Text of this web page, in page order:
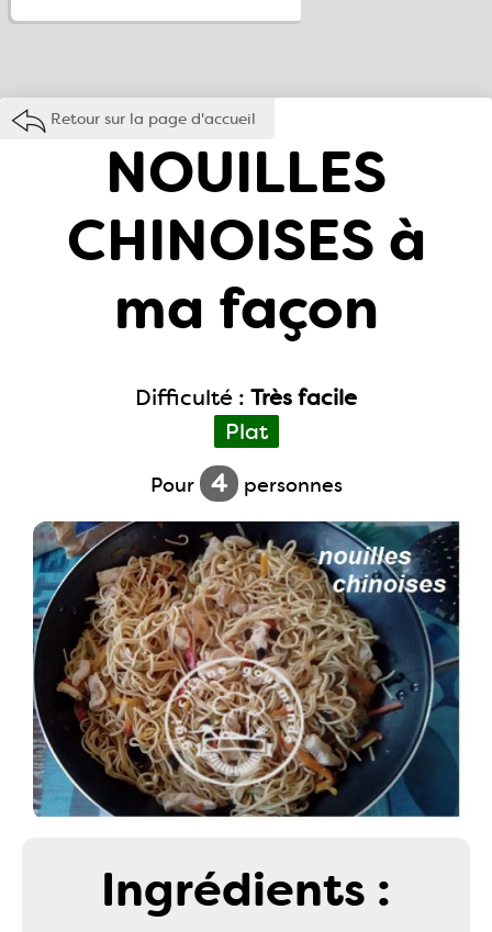
Retour sur la page d'accueil
NOUILLES
CHINOISES à
ma façon
Difficulté : Très facile
Plat
Pour 4 personnes
Ingrédients :